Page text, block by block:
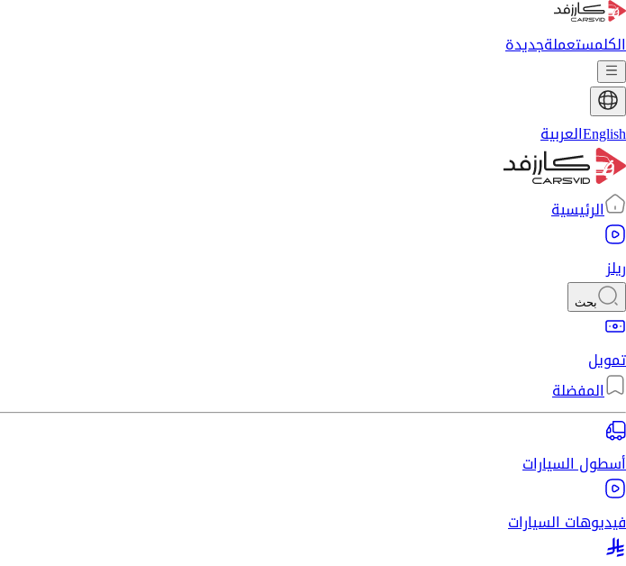
الكلمستعملةجديدة
Englishالعربية
الرئيسية
ريلز
بحث
تمويل
المفضلة
أسطول السيارات
فيديوهات السيارات